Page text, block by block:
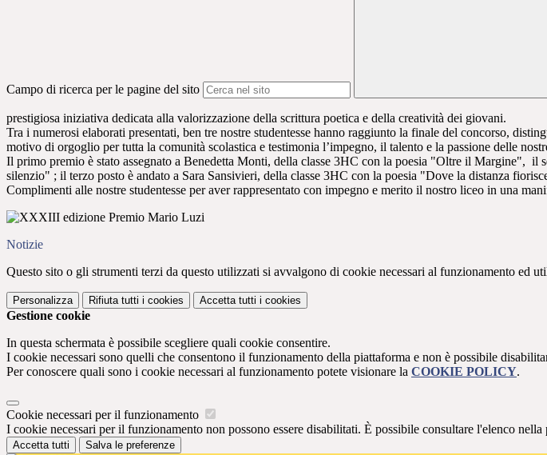
Campo di ricerca per le pagine del sito
prestigiosa iniziativa dedicata alla valorizzazione della scrittura poetica e della creatività dei giovani.
Tra i numerosi elaborati presentati, ben tre nostre studentesse hanno raggiunto la finale del concorso,
motivo di orgoglio per tutta la comunità scolastica e testimonia l’impegno, il talento e la passione delle
Il primo premio è stato assegnato a Benedetta Monti, della classe 3HC con la poesia "Oltre il Margine", il
silenzio" ; il terzo posto è andato a Sara Sansivieri, della classe 3HC con la poesia "Dove la distanza
Complimenti alle nostre studentesse per aver rappresentato con impegno e merito il nostro liceo in una
Notizie
Questo sito o gli strumenti terzi da questo utilizzati si avvalgono di cookie necessari al funzionamento ed
Personalizza Rifiuta tutti i cookies Accetta tutti i cookies
Gestione cookie
In questa schermata è possibile scegliere quali cookie consentire.
I cookie necessari sono quelli che consentono il funzionamento della piattaforma e non è possibile
Per conoscere quali sono i cookie necessari al funzionamento potete visionare la COOKIE POLICY.
Cookie necessari per il funzionamento
I cookie necessari per il funzionamento non possono essere disabilitati. È possibile consultare l'elenco
Accetta tutti Salva le preferenze